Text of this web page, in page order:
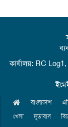
কার্যালয়: RC
বাংলাদেশ
খেলা
দূতাবাস